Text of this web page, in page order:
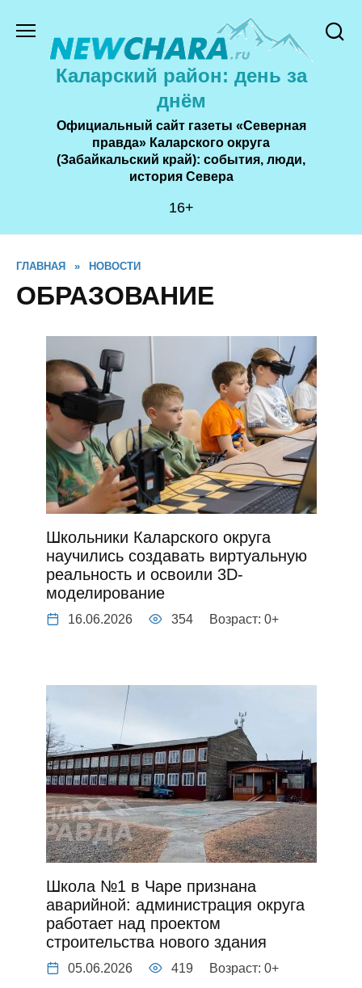
содержанию
Каларский район: день за
днём
Официальный сайт газеты «Северная
правда» Каларского округа
(Забайкальский край): события, люди,
история Cевера
16+
ГЛАВНАЯ » НОВОСТИ
ОБРАЗОВАНИЕ
Школьники Каларского округа
научились создавать виртуальную
реальность и освоили 3D-
моделирование
16.06.2026 354 Возраст: 0+
Школа №1 в Чаре признана
аварийной: администрация округа
работает над проектом
строительства нового здания
05.06.2026 419 Возраст: 0+